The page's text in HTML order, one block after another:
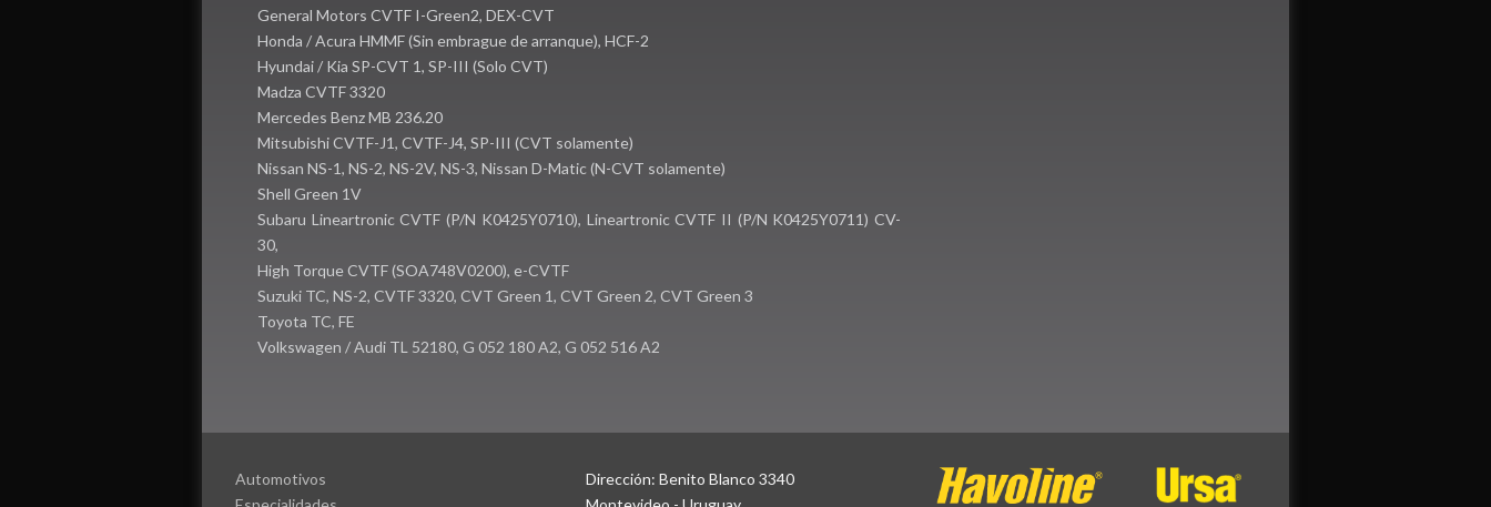
General Motors CVTF I-Green2, DEX-CVT
Honda / Acura HMMF (Sin embrague de arranque), HCF-2
Hyundai / Kia SP-CVT 1, SP-III (Solo CVT)
Madza CVTF 3320
Mercedes Benz MB 236.20
Mitsubishi CVTF-J1, CVTF-J4, SP-III (CVT solamente)
Nissan NS-1, NS-2, NS-2V, NS-3, Nissan D-Matic (N-CVT solamente)
Shell Green 1V
Subaru Lineartronic CVTF (P/N K0425Y0710), Lineartronic CVTF II (P/N K0425Y0711) CV-
30,
High Torque CVTF (SOA748V0200), e-CVTF
Suzuki TC, NS-2, CVTF 3320, CVT Green 1, CVT Green 2, CVT Green 3
Toyota TC, FE
Volkswagen / Audi TL 52180, G 052 180 A2, G 052 516 A2
Automotivos
Dirección: Benito Blanco 3340